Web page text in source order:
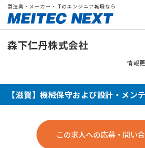
製造業・メーカー・ITのエンジニア転職なら
森下仁丹株式会社
情報
【滋賀】機械保守および設計・メン
この求人への応募・問い